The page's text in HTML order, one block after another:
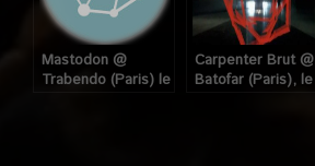
Mastodon @
Trabendo (Paris) le
Carpenter Brut @
Batofar (Paris), le